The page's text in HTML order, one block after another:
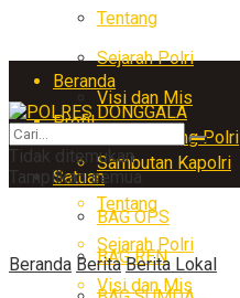
Tentang
Sejarah Polri
Visi dan Mis
Arti Lambang Polri
Satuan
BAG OPS
BAG REN
Beranda
Profil
Sambutan Kapolri
Tentang
Sejarah Polri
Visi dan Mis
Tidak ditemukan
Tampilkan semua
Beranda Berita Berita Lokal